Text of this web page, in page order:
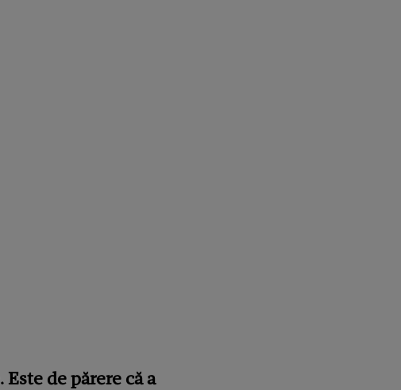
de părere că a